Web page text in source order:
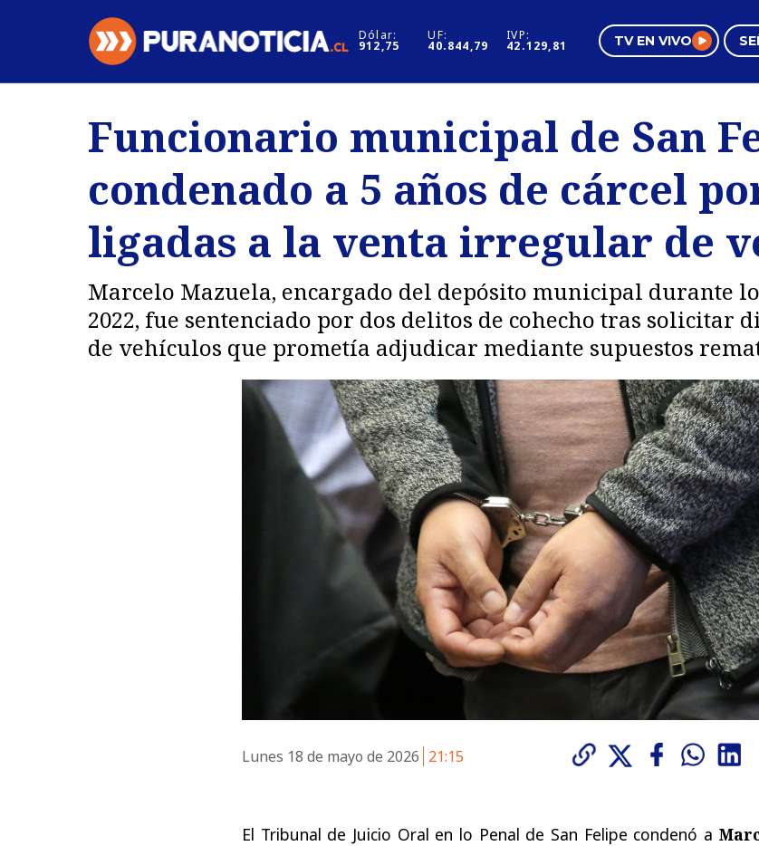
Dólar:
912,75
UF:
40.844,79
IVP:
42.129,81 TV EN VIVO
Regiones
Deportes
Internacional
Motores
Negocios
Pura Mujer
Funcionario municipal de San
condenado a 5 años de cárcel
ligadas a la venta irregular de
Marcelo Mazuela, encargado del depósito municipal durante
2022, fue sentenciado por dos delitos de cohecho tras solicitar
de vehículos que prometía adjudicar mediante supuestos
Lunes 18 de mayo de 2026 21:15
El Tribunal de Juicio Oral en lo Penal de San Felipe condenó a